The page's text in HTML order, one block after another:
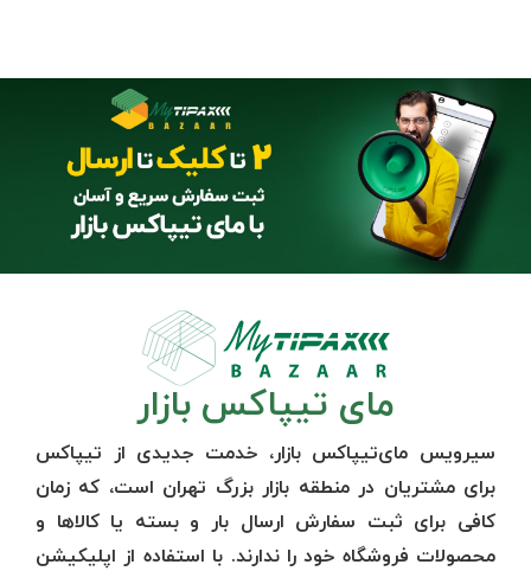
مای تیپاکس بازار
سیرویس مای‌تیپاکس بازار، خدمت جدیدی از تیپاکس
برای مشتریان در منطقه بازار بزرگ تهران است، که زمان
کافی برای ثبت سفارش ارسال‌ بار و بسته یا کالاها و
محصولات فروشگاه خود را ندارند. با استفاده از اپلیکیشن